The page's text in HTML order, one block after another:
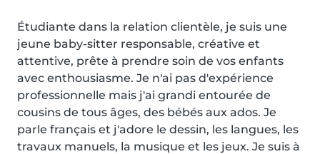
Étudiante dans la relation clientèle, je suis une
jeune baby-sitter responsable, créative et
attentive, prête à prendre soin de vos enfants
avec enthousiasme. Je n'ai pas d'expérience
professionnelle mais j'ai grandi entourée de
cousins de tous âges, des bébés aux ados. Je
parle français et j'adore le dessin, les langues, les
travaux manuels, la musique et les jeux. Je suis à